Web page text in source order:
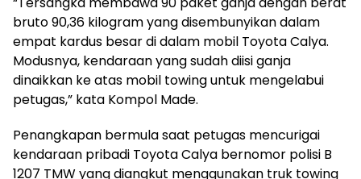
bruto 90,36 kilogram yang disembunyikan dalam
empat kardus besar di dalam mobil Toyota Calya.
Modusnya, kendaraan yang sudah diisi ganja
dinaikkan ke atas mobil towing untuk mengelabui
petugas,” kata Kompol Made.
Penangkapan bermula saat petugas mencurigai
kendaraan pribadi Toyota Calya bernomor polisi B
1207 TMW yang diangkut menggunakan truk towing